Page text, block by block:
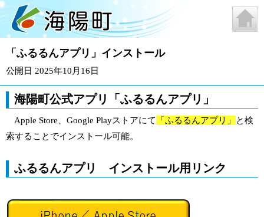
「ふるるんアプリ」インストール
公開日 2025年10月16日
海陽町公式アプリ「ふるるんアプリ」
Apple Store、Google Playストアにて 「ふるるんアプリ」
と検
索することでインストール可能。
ふるるんアプリ インストール用リンク